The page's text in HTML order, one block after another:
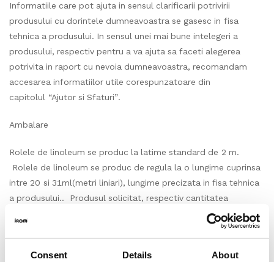
Consent Details About
Informatiile care pot ajuta in sensul clarificarii potrivirii
produsului cu dorintele dumneavoastra se gasesc in fisa
tehnica a produsului. In sensul unei mai bune intelegeri a
produsului, respectiv pentru a va ajuta sa faceti alegerea
potrivita in raport cu nevoia dumneavoastra, recomandam
accesarea informatiilor utile corespunzatoare din
capitolul “Ajutor si Sfaturi”.
Ambalare
Rolele de linoleum se produc la latime standard de 2 m.
Rolele de linoleum se produc de regula la o lungime cuprinsa
intre 20 si 31ml(metri liniari), lungime precizata in fisa tehnica
a produsului.. Produsul solicitat, respectiv cantitatea
achizitionata in m2(metri patrati) va fi livrata in ml(metri
liniari), conform solicitarii dumneavoastra, rola avand latimea